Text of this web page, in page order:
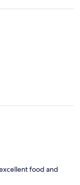
food and